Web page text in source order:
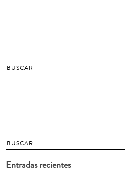
Entradas recientes